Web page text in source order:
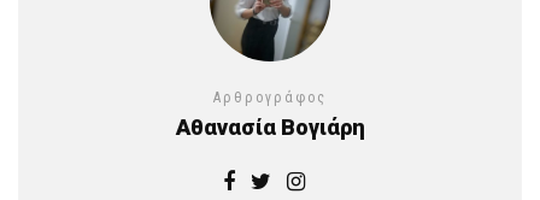
Αρθρογράφος
Αθανασία Βογιάρη